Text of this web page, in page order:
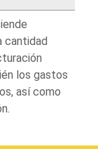
cantidad
los gastos
así como